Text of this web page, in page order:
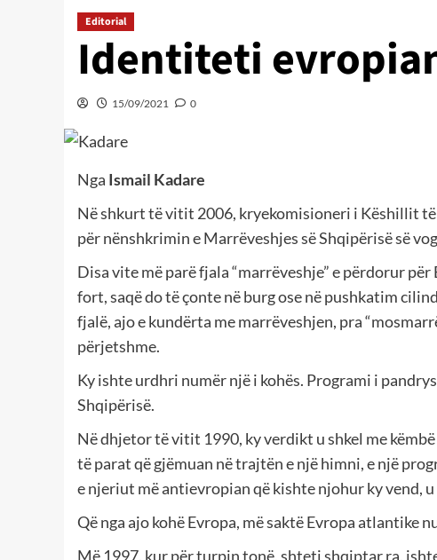
Editorial
Identiteti
15/09/2021 0
Nga Ismail Kadare
Në shkurt të vitit 2006, kryekomisioneri i Këshillit
për nënshkrimin e Marrëveshjes së Shqipërisë së
Disa vite më parë fjala “marrëveshje” e përdorur
fort, saqë do të çonte në burg ose në pushkatim
fjalë, ajo e kundërta me marrëveshjen, pra
përjetshme.
Ky ishte urdhri numër një i kohës. Programi i
Shqipërisë.
Në dhjetor të vitit 1990, ky verdikt u shkel me
të parat që gjëmuan në trajtën e një himni, e një
e njeriut më antievropian që kishte njohur ky vend,
Që nga ajo kohë Evropa, më saktë Evropa atlantike
Më 1997, kur për turpin tonë, shteti shqiptar ra,